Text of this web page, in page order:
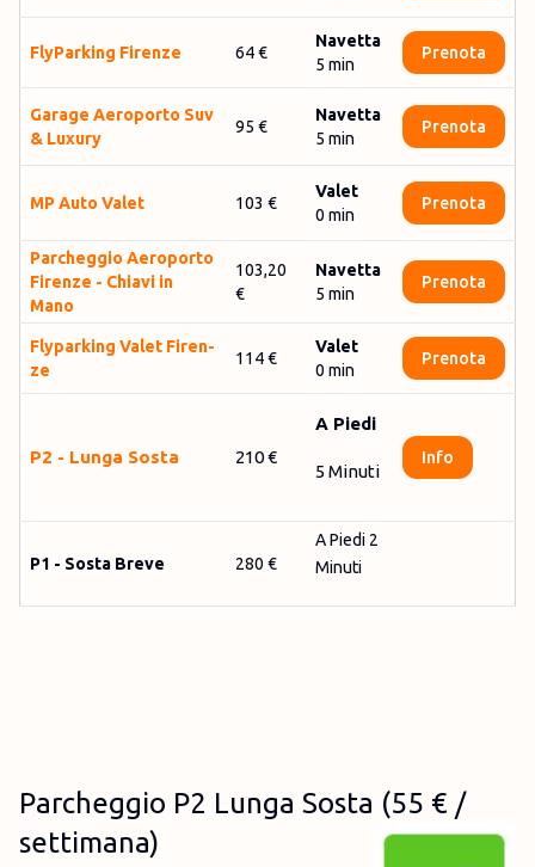
Fly­Par­king Fi­ren­ze 64 €
Navetta
5 min
Prenota
Garage Aeroporto Suv
& Luxury
95 €
Navetta
5 min
Prenota
MP Auto Valet 103 €
Valet
0 min
Prenota
Par­cheggio Aero­porto
Firenze - Chiavi in
Mano
103,20
€
Navetta
5 min
Prenota
Fly­par­king Valet Fir­en­
ze
114 €
Valet
0 min
Prenota
P2 - Lunga Sosta 210 €
A Piedi
5 Minuti
Info
P1 - Sosta Breve 280 €
A Piedi 2
Minuti
Parcheggio P2 Lunga Sosta (55 € /
settimana)